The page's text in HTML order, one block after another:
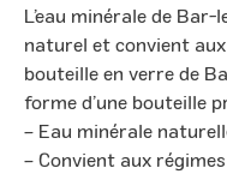
L’eau minérale de
naturel et convient
bouteille en verre de
forme d’une bouteille
– Eau minérale
– Convient aux